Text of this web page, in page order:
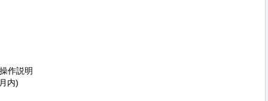
作説明
内)